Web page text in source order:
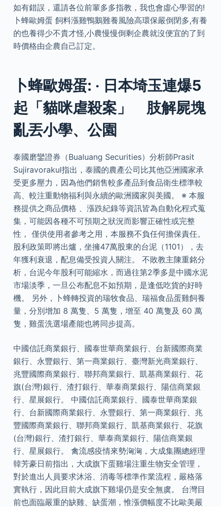
如有錯誤，還請各位前輩多多指教，我也會虛心學習的!
卜蜂歐姆蛋 飼料漲雞鴨鵝難養風險高環保嚴倒閉多,有養
的也養得少不貴才怪,小農慢慢倒剩企農就沒便宜的了到
時價格由企農自己訂定。
卜蜂歐姆蛋: ‧ 日本埼玉連爆5
起「貓咪虐殺案」 肢解屍塊
亂丟小學、公園
泰國磨鑾證券（Bualuang Securities）分析師Prasit
Sujiravorakul指出，泰國的農產公司比其他亞洲國家承
受更多壓力，因為他們銷售較多產品到食品衛生標準較
高、較注重動物福利與永續的歐洲國家與美國。 ※ 本服
務提供之商品價格 、漲跌紀錄等資訊皆為自動化程式蒐
集，可能因各種不可預期之狀況而影響正確性或完整
性， 僅供使用者參考之用，本服務不負任何擔保責任。
股利政策即將出爐，坐擁47萬股東的台泥（1101），去
年獲利衰退，配息備受投資人關注。 不敗教主陳重銘分
析，台泥今年股利可能縮水，而過往第2季多是中國水泥
市場淡季，一旦公布配息不如預期，是逢低吃貨的好時
機。 另外，卜蜂轉投資的瑞牧食品、瑞福食品蛋雞飼養
量，分別增加 8 萬隻、5 萬隻，增至 40 萬隻及 60 萬
隻，雞蛋洗選場產能也將同步提高。
中國信託商業銀行、國泰世華商業銀行、台新國際商業
銀行、永豐銀行、第一商業銀行、臺灣新光商業銀行、
兆豐國際商業銀行、聯邦商業銀行、凱基商業銀行、花
旗(台灣)銀行、渣打銀行、華泰商業銀行、陽信商業銀
行、星展銀行。 中國信託商業銀行、國泰世華商業銀
行、台新國際商業銀行、永豐銀行、第一商業銀行、兆
豐國際商業銀行、聯邦商業銀行、凱基商業銀行、花旗
(台灣)銀行、渣打銀行、華泰商業銀行、陽信商業銀
行、星展銀行。 禽流感疫情來勢洶洶，大成集團總經理
韓芳豪日前指出，大成旗下蛋雞場注重生物安全管理，
對於進出人員要求沐浴、消毒等標準作業流程，嚴格落
實執行，因此目前大成旗下雞場仍是安全無虞。 台灣目
前也面臨嚴重的缺雞、缺蛋潮，惟漲價幅度不比歐美嚴